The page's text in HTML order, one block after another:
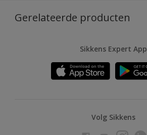
Gerelateerde producten
Sikkens Expert App
Volg Sikkens